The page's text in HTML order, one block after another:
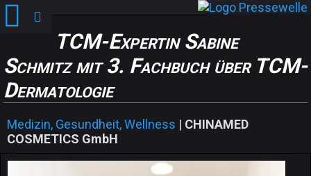
TCM-Expertin Sabine
Schmitz mit 3. Fachbuch über TCM-
Dermatologie
Medizin, Gesundheit, Wellness | CHINAMED
COSMETICS GmbH